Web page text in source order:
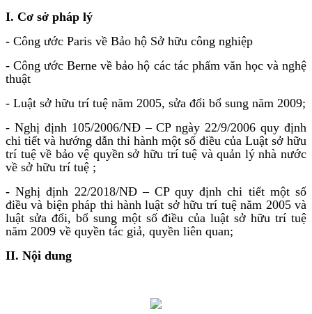
I. Cơ sở pháp lý
- Công ước Paris về Bảo hộ Sở hữu công nghiệp
- Công ước Berne về bảo hộ các tác phẩm văn học và nghệ
thuật
- Luật sở hữu trí tuệ năm 2005, sửa đổi bổ sung năm 2009;
- Nghị định 105/2006/NĐ – CP ngày 22/9/2006 quy định
chi tiết và hướng dẫn thi hành một số điều của Luật sở hữu
trí tuệ về bảo vệ quyền sở hữu trí tuệ và quản lý nhà nước
về sở hữu trí tuệ ;
- Nghị định 22/2018/NĐ – CP quy định chi tiết một số
điều và biện pháp thi hành luật sở hữu trí tuệ năm 2005 và
luật sửa đổi, bổ sung một số điều của luật sở hữu trí tuệ
năm 2009 về quyền tác giả, quyền liên quan;
II. Nội dung